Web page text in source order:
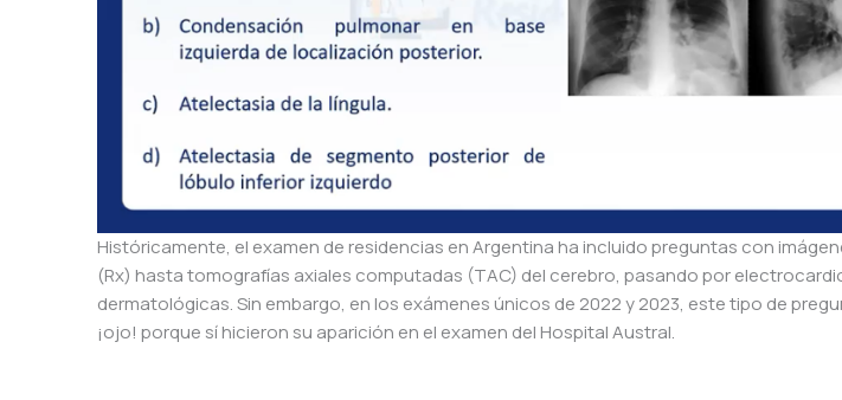
Históricamente, el examen de residencias en Argentina ha incluido preguntas con
(Rx) hasta tomografías axiales computadas (TAC) del cerebro, pasando por
dermatológicas. Sin embargo, en los exámenes únicos de 2022 y 2023, este tipo de
¡ojo! porque sí hicieron su aparición en el examen del Hospital Austral.